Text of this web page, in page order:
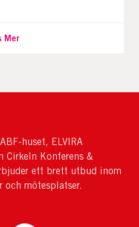
Mer
huset, ELVIRA
Cirkeln Konferens &
ett brett utbud inom
mötesplatser.